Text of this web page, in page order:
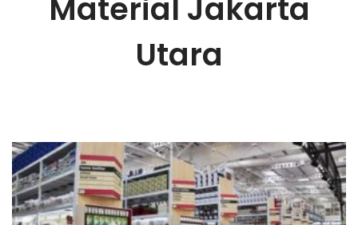
Material Jakarta
Utara